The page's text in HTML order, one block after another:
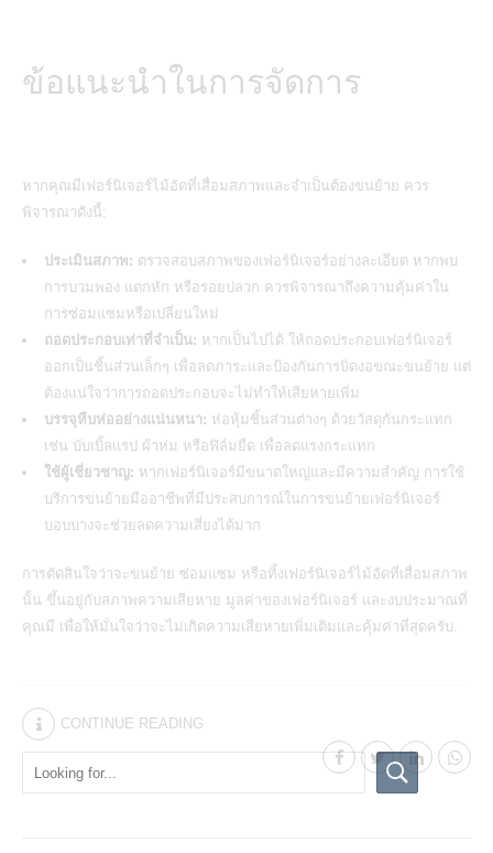
ข้อแนะนำในการจัดการ
หากคุณมีเฟอร์นิเจอร์ไม้อัดที่เสื่อมสภาพและจำเป็นต้องขนย้าย ควร
พิจารณาดังนี้:
ประเมินสภาพ: ตรวจสอบสภาพของเฟอร์นิเจอร์อย่างละเอียด หากพบ
การบวมพอง แตกหัก หรือรอยปลวก ควรพิจารณาถึงความคุ้มค่าใน
การซ่อมแซมหรือเปลี่ยนใหม่
ถอดประกอบเท่าที่จำเป็น: หากเป็นไปได้ ให้ถอดประกอบเฟอร์นิเจอร์
ออกเป็นชิ้นส่วนเล็กๆ เพื่อลดภาระและป้องกันการบิดงอขณะขนย้าย แต่
ต้องแน่ใจว่าการถอดประกอบจะไม่ทำให้เสียหายเพิ่ม
บรรจุหีบห่ออย่างแน่นหนา: ห่อหุ้มชิ้นส่วนต่างๆ ด้วยวัสดุกันกระแทก
เช่น บับเบิ้ลแรป ผ้าห่ม หรือฟิล์มยืด เพื่อลดแรงกระแทก
ใช้ผู้เชี่ยวชาญ: หากเฟอร์นิเจอร์มีขนาดใหญ่และมีความสำคัญ การใช้
บริการขนย้ายมืออาชีพที่มีประสบการณ์ในการขนย้ายเฟอร์นิเจอร์
บอบบางจะช่วยลดความเสี่ยงได้มาก
การตัดสินใจว่าจะขนย้าย ซ่อมแซม หรือทิ้งเฟอร์นิเจอร์ไม้อัดที่เสื่อมสภาพ
นั้น ขึ้นอยู่กับสภาพความเสียหาย มูลค่าของเฟอร์นิเจอร์ และงบประมาณที่
คุณมี เพื่อให้มั่นใจว่าจะไม่เกิดความเสียหายเพิ่มเติมและคุ้มค่าที่สุดครับ.
CONTINUE READING